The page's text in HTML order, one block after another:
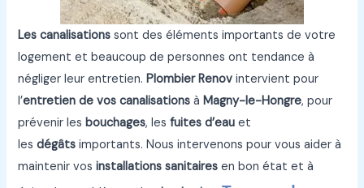
Les canalisations sont des éléments importants de votre
logement et beaucoup de personnes ont tendance à
négliger leur entretien.Plombier Renov intervient pour
l’entretien de vos canalisations àMagny-le-Hongre, pour
prévenir lesbouchages, lesfuites d’eau et
lesdégâts importants. Nous intervenons pour vous aider à
maintenir vosinstallations sanitaires en bon état et à